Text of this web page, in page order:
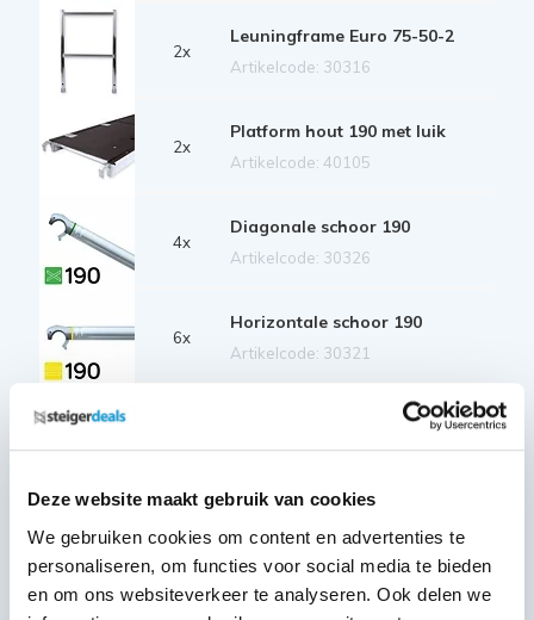
Deze website maakt gebruik van cookies
We gebruiken cookies om content en advertenties te
personaliseren, om functies voor social media te bieden
en om ons websiteverkeer te analyseren. Ook delen we
2x
Leuningframe Euro 75-50-2
Artikelcode: 30316
2x
Platform hout 190 met luik
Artikelcode: 40105
4x
Diagonale schoor 190
Artikelcode: 30326
6x
Horizontale schoor 190
Artikelcode: 30321
Telestabilisator 200 cm
Artikelcode: 40212
1x
Kantplankset aluminium 75x190
Artikelcode: 40230
Wiel nylon + stalen spindel 20